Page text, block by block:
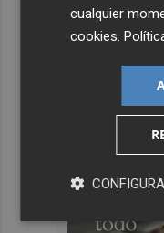
cualquier
cookies.